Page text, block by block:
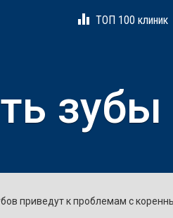
equalizer ТОП 100 клиник
зубы
приведут к проблемам с